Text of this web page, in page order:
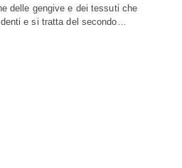
delle gengive e dei tessuti che
e si tratta del secondo…